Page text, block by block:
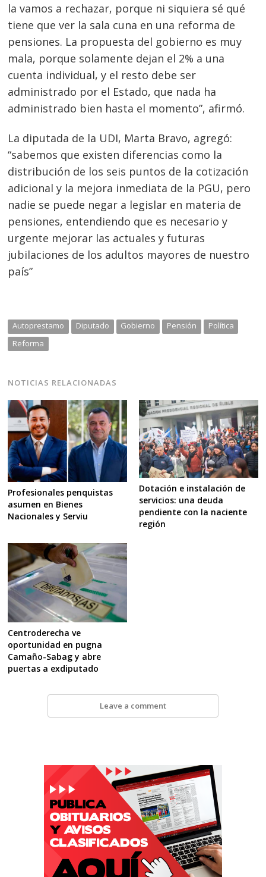
la vamos a rechazar, porque ni siquiera sé qué
tiene que ver la sala cuna en una reforma de
pensiones. La propuesta del gobierno es muy
mala, porque solamente dejan el 2% a una
cuenta individual, y el resto debe ser
administrado por el Estado, que nada ha
administrado bien hasta el momento”, afirmó.
La diputada de la UDI, Marta Bravo, agregó:
“sabemos que existen diferencias como la
distribución de los seis puntos de la cotización
adicional y la mejora inmediata de la PGU, pero
nadie se puede negar a legislar en materia de
pensiones, entendiendo que es necesario y
urgente mejorar las actuales y futuras
jubilaciones de los adultos mayores de nuestro
país”
Autoprestamo Diputado Gobierno Pensión
Política
Reforma
NOTICIAS RELACIONADAS
Profesionales penquistas
asumen en Bienes
Nacionales y Serviu
Dotación e instalación de
servicios: una deuda
pendiente con la naciente
región
Centroderecha ve
oportunidad en pugna
Camaño-Sabag y abre
puertas a exdiputado
Leave a comment